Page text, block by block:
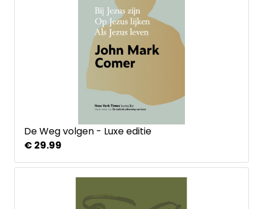
De Weg volgen - Luxe editie
€ 29.99